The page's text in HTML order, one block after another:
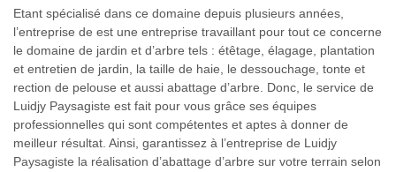
Etant spécialisé dans ce domaine depuis plusieurs années,
l’entreprise de est une entreprise travaillant pour tout ce concerne
le domaine de jardin et d’arbre tels : étêtage, élagage, plantation
et entretien de jardin, la taille de haie, le dessouchage, tonte et
rection de pelouse et aussi abattage d’arbre. Donc, le service de
Luidjy Paysagiste est fait pour vous grâce ses équipes
professionnelles qui sont compétentes et aptes à donner de
meilleur résultat. Ainsi, garantissez à l’entreprise de Luidjy
Paysagiste la réalisation d’abattage d’arbre sur votre terrain selon